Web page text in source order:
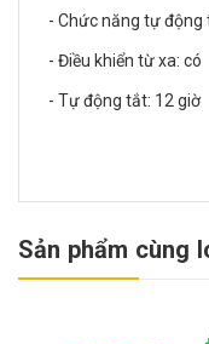
- Chức năng tự động
- Điều khiển từ xa: có
- Tự động tắt: 12 giờ
Sản phẩm cùng